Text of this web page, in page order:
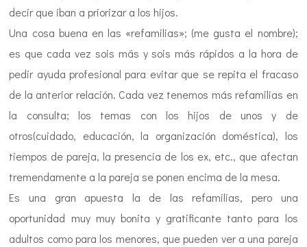
decir que iban a priorizar a los hijos.
Una cosa buena en las «refamilias»; (me gusta el nombre);
es que cada vez sois más y sois más rápidos a la hora de
pedir ayuda profesional para evitar que se repita el fracaso
de la anterior relación. Cada vez tenemos más refamilias en
la consulta; los temas con los hijos de unos y de
otros(cuidado, educación, la organización doméstica), los
tiempos de pareja, la presencia de los ex, etc., que afectan
tremendamente a la pareja se ponen encima de la mesa.
Es una gran apuesta la de las refamilias, pero una
oportunidad muy muy bonita y gratificante tanto para los
adultos como para los menores, que pueden ver a una pareja